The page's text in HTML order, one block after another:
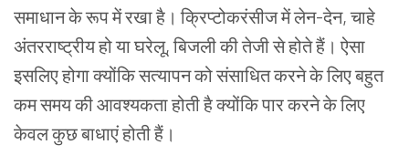
समाधानकेरूपमेंरखाहै। क्रिप्टोकरंसीजमेंलेन-देन,चाहे
अंतरराष्ट्रीयहोयाघरेलू,बिजलीकीतेजीसेहोतेहैं। ऐसा
इसलिएहोगाक्योंकिसत्यापनकोसंसाधितकरनेकेलिएबहुत
कमसमयकीआवश्यकताहोतीहैक्योंकिपारकरनेकेलिए
केवलकुछबाधाएंहोतीहैं।